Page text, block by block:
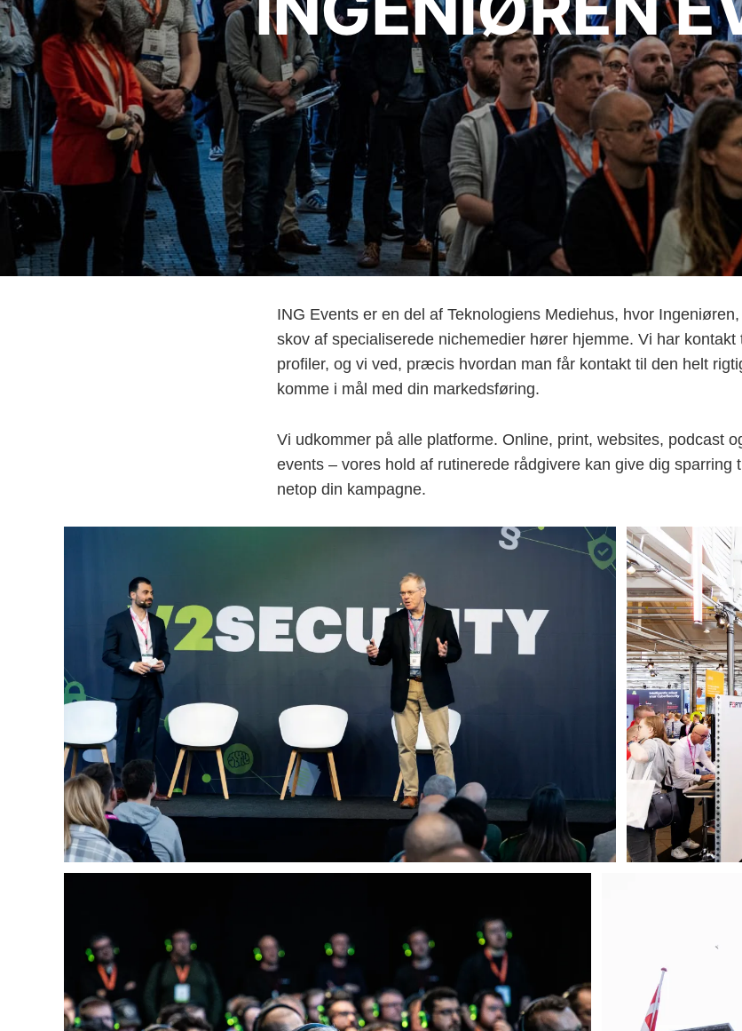
ING Events er en del af Teknologiens Mediehus, hvor
skov af specialiserede nichemedier hører hjemme. Vi har kontakt
profiler, og vi ved, præcis hvordan man får kontakt til den helt
komme i mål med din markedsføring.
Vi udkommer på alle platforme. Online, print, websites, podcast
events – vores hold af rutinerede rådgivere kan give dig sparring
netop din kampagne.